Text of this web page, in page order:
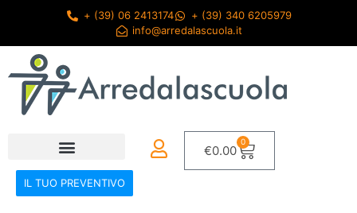
+ (39) 06 2413174
+ (39) 340 6205979
info@arredalascuola.it
€0.00
0
IL TUO PREVENTIVO